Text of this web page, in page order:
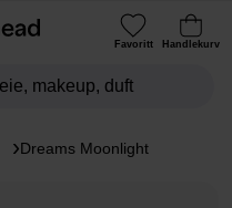
Favoritt Handlekurv
Dreams Moonlight